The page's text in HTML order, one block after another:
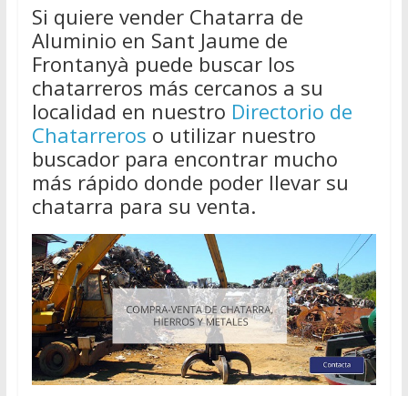
Si quiere vender Chatarra de
Aluminio en Sant Jaume de
Frontanyà puede buscar los
chatarreros más cercanos a su
localidad en nuestro Directorio de
Chatarreros o utilizar nuestro
buscador para encontrar mucho
más rápido donde poder llevar su
chatarra para su venta.